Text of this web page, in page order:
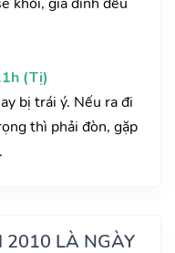
(Tị)
bị trái ý. Nếu ra đi
thì phải đòn, gặp
2010 LÀ NGÀY